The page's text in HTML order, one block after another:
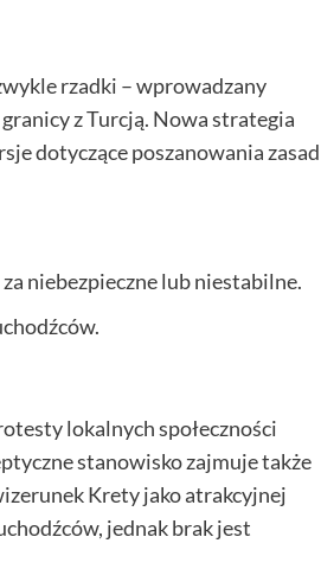
rzadki – wprowadzany
z Turcją. Nowa strategia
dotyczące poszanowania zasad
niebezpieczne lub niestabilne.
lokalnych społeczności
stanowisko zajmuje także
Krety jako atrakcyjnej
jednak brak jest